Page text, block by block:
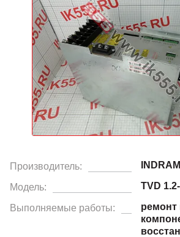
Производитель:
Модель: TVD
Выполняемые работы:
ремонт